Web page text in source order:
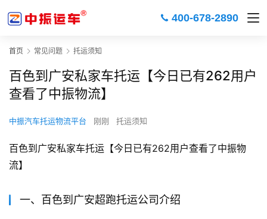
400-678-2890
首页 常见问题 托运须知
百色到广安私家车托运【今日已有262用户
查看了中振物流】
中振汽车托运物流平台 刚刚 托运须知
百色到广安私家车托运【今日已有262用户查看了中振物
流】
一、百色到广安超跑托运公司介绍